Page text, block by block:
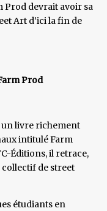
Prod devrait avoir sa
Art d’ici la fin de
Prod
un livre richement
intitulé Farm
Éditions, il retrace,
collectif de street
étudiants en